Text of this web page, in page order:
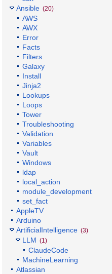
Ansible (20)
AWS
AWX
Error
Facts
Filters
Galaxy
Install
Jinja2
Lookups
Loops
Tower
Troubleshooting
Validation
Variables
Vault
Windows
ldap
local_action
module_development
set_fact
AppleTV
Arduino
ArtificialIntelligence (3)
LLM (1)
ClaudeCode
MachineLearning
Atlassian